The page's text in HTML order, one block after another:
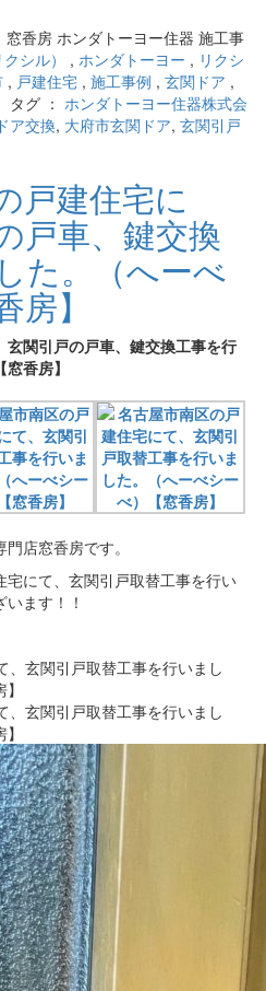
香房 ホンダトーヨー住器 施工事
シル） , ホンダトーヨー , リクシ
, 戸建住宅 , 施工事例 , 玄関ドア ,
タグ ： ホンダトーヨー住器株式会
ア交換, 大府市玄関ドア, 玄関引戸
戸建住宅に
戸車、鍵交換
た。（へーべ
房】
関引戸の戸車、鍵交換工事を行
香房】
店窓香房です。
にて、玄関引戸取替工事を行い
ます！！